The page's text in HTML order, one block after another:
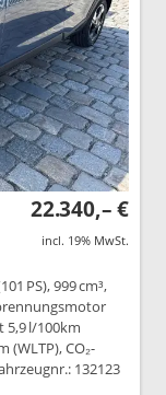
22.340,– €
incl. 19% MwSt.
PS), 999 cm³,
5,9 l/100km
(WLTP), CO₂-
132123